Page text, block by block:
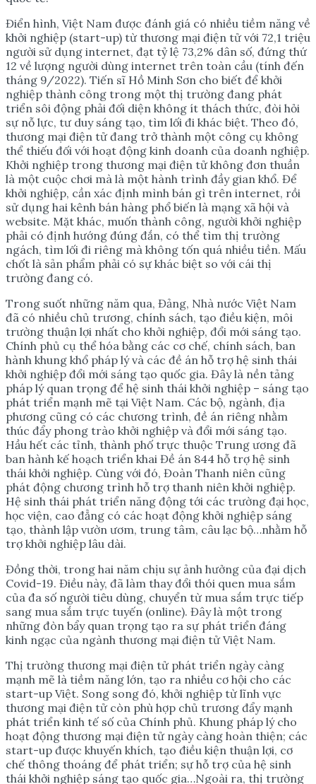
Điển hình, Việt Nam được đánh giá có nhiều tiềm năng về
khởi nghiệp (start-up) từ thương mại điện tử với 72,1 triệu
người sử dụng internet, đạt tỷ lệ 73,2% dân số, đứng thứ
12 về lượng người dùng internet trên toàn cầu (tính đến
tháng 9/2022). Tiến sĩ Hồ Minh Sơn cho biết để khởi
nghiệp thành công trong một thị trường đang phát
triển sôi động phải đối diện không ít thách thức, đòi hỏi
sự nỗ lực, tư duy sáng tạo, tìm lối đi khác biệt. Theo đó,
thương mại điện tử đang trở thành một công cụ không
thể thiếu đối với hoạt động kinh doanh của doanh nghiệp.
Khởi nghiệp trong thương mại điện tử không đơn thuần
là một cuộc chơi mà là một hành trình đầy gian khổ. Để
khởi nghiệp, cần xác định mình bán gì trên internet, rồi
sử dụng hai kênh bán hàng phổ biến là mạng xã hội và
website. Mặt khác, muốn thành công, người khởi nghiệp
phải có định hướng đúng đắn, có thể tìm thị trường
ngách, tìm lối đi riêng mà không tốn quá nhiều tiền. Mấu
chốt là sản phẩm phải có sự khác biệt so với cái thị
trường đang có.
Trong suốt những năm qua, Đảng, Nhà nước Việt Nam
đã có nhiều chủ trương, chính sách, tạo điều kiện, môi
trường thuận lợi nhất cho khởi nghiệp, đổi mới sáng tạo.
Chính phủ cụ thể hóa bằng các cơ chế, chính sách, ban
hành khung khổ pháp lý và các đề án hỗ trợ hệ sinh thái
khởi nghiệp đổi mới sáng tạo quốc gia. Đây là nền tảng
pháp lý quan trọng để hệ sinh thái khởi nghiệp – sáng tạo
phát triển mạnh mẽ tại Việt Nam. Các bộ, ngành, địa
phương cũng có các chương trình, đề án riêng nhằm
thúc đẩy phong trào khởi nghiệp và đổi mới sáng tạo.
Hầu hết các tỉnh, thành phố trực thuộc Trung ương đã
ban hành kế hoạch triển khai Đề án 844 hỗ trợ hệ sinh
thái khởi nghiệp. Cùng với đó, Đoàn Thanh niên cũng
phát động chương trình hỗ trợ thanh niên khởi nghiệp.
Hệ sinh thái phát triển năng động tới các trường đại học,
học viện, cao đẳng có các hoạt động khởi nghiệp sáng
tạo, thành lập vườn ươm, trung tâm, câu lạc bộ…nhằm hỗ
trợ khởi nghiệp lâu dài.
Đồng thời, trong hai năm chịu sự ảnh hưởng của đại dịch
Covid-19. Điều này, đã làm thay đổi thói quen mua sắm
của đa số người tiêu dùng, chuyển từ mua sắm trực tiếp
sang mua sắm trực tuyến (online). Đây là một trong
những đòn bẩy quan trọng tạo ra sự phát triển đáng
kinh ngạc của ngành thương mại điện tử Việt Nam.
Thị trường thương mại điện tử phát triển ngày càng
mạnh mẽ là tiềm năng lớn, tạo ra nhiều cơ hội cho các
start-up Việt. Song song đó, khởi nghiệp từ lĩnh vực
thương mại điện tử còn phù hợp chủ trương đẩy mạnh
phát triển kinh tế số của Chính phủ. Khung pháp lý cho
hoạt động thương mại điện tử ngày càng hoàn thiện; các
start-up được khuyến khích, tạo điều kiện thuận lợi, cơ
chế thông thoáng để phát triển; sự hỗ trợ của hệ sinh
thái khởi nghiệp sáng tạo quốc gia…Ngoài ra, thị trường